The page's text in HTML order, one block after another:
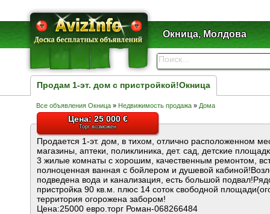
Окница, Молдова
Продам 1-эт. дом с пристройкой!Окница
Все объявления Окница » Недвижимость продажа » Дома
Цена: 25 000 €
Торг возможен
Продается 1-эт. дом, в тихом, отлично расположенном
магазины, аптеки, поликлиника, дет. сад, детские
3 жилые комнаты с хорошим, качественным ремонтом,
полноценная ванная с бойлером и душевой
подведена вода и канализация, есть большой
пристройка 90 кв.м. плюс 14 соток свободной
территория огорожена забором!
Цена:25000 евро.торг Роман-068266484